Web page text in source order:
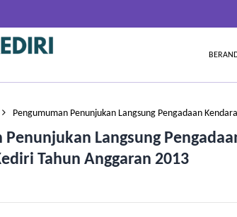
Pengumuman Penunjukan Langsung Pengadaan
Penunjukan Langsung
Tahun Anggaran 2013